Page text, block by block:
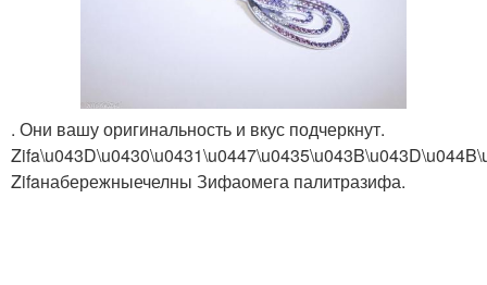
. Они вашу оригинальность и вкус подчеркнут.
Zifaнабережныечелны Зифаомега палитразифа.